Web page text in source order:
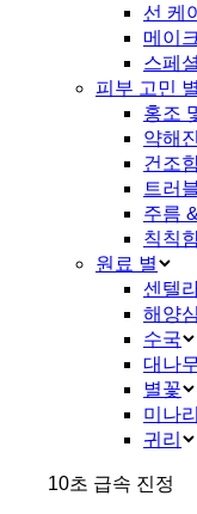
선 케
메이
스페
피부 고민 별
홍조
약해
건조
트러
주름
칙칙
원료 별
센텔
해양
수국
대나
별꽃
미나리
귀리
10초 급속 진정